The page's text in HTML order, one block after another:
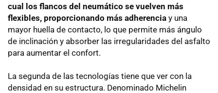
cual los flancos del neumático se vuelven más
flexibles, proporcionando más adherencia y una
mayor huella de contacto, lo que permite más ángulo
de inclinación y absorber las irregularidades del asfalto
para aumentar el confort.
La segunda de las tecnologías tiene que ver con la
densidad en su estructura. Denominado Michelin